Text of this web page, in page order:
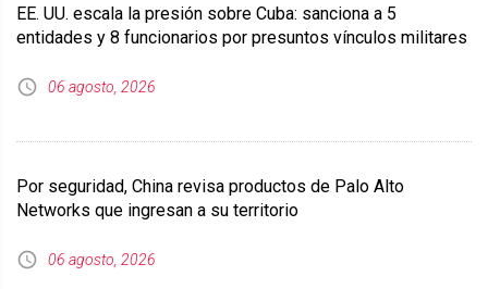
EE. UU. escala la presión sobre Cuba: sanciona a 5
entidades y 8 funcionarios por presuntos vínculos militares
06 agosto, 2026
Por seguridad, China revisa productos de Palo Alto
Networks que ingresan a su territorio
06 agosto, 2026